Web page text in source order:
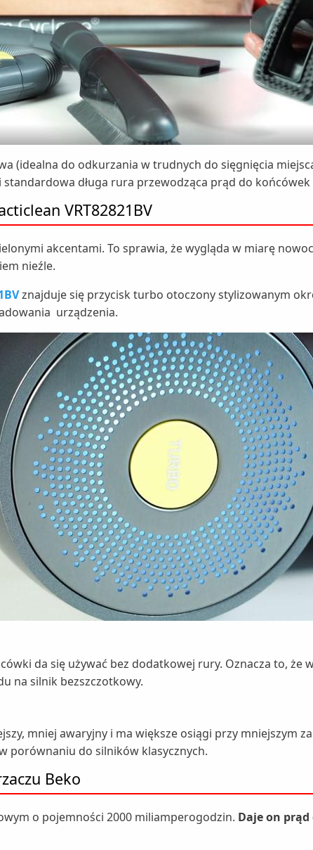
(idealna do odkurzania w trudnych do sięgnięcia
długa rura przewodząca prąd do
VRT82821BV
akcentami. To sprawia, że wygląda w miarę
nieźle.
znajduje się przycisk turbo otoczony stylizowanym
urządzenia.
da się używać bez dodatkowej rury. Oznacza to, że
na silnik bezszczotkowy.
mniej awaryjny i ma większe osiągi przy mniejszym
porównaniu do silników klasycznych.
Beko
o pojemności 2000 miliamperogodzin. Daje on